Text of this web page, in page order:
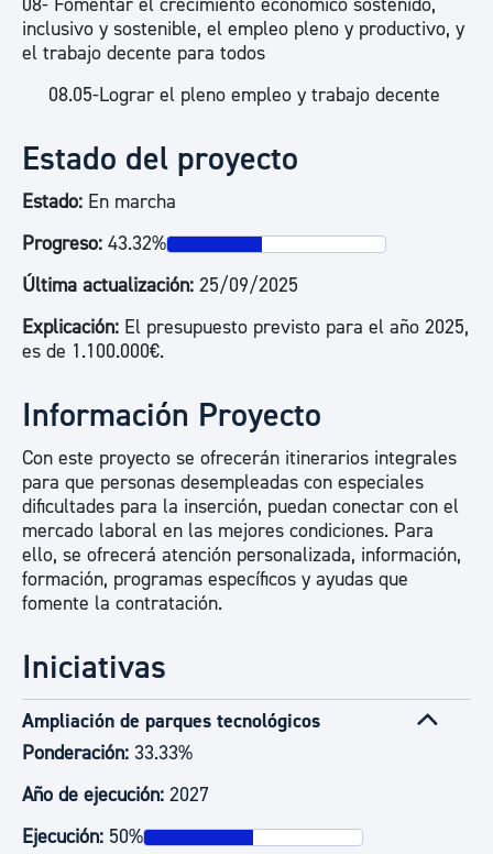
inclusivo y sostenible, el empleo pleno y productivo, y
el trabajo decente para todos
08.05-Lograr el pleno empleo y trabajo decente
Estado del proyecto
Estado: En marcha
Progreso: 43.32%
Última actualización: 25/09/2025
Explicación: El presupuesto previsto para el año 2025,
es de 1.100.000€.
Información Proyecto
Con este proyecto se ofrecerán itinerarios integrales
para que personas desempleadas con especiales
dificultades para la inserción, puedan conectar con el
mercado laboral en las mejores condiciones. Para
ello, se ofrecerá atención personalizada, información,
formación, programas específicos y ayudas que
fomente la contratación.
Iniciativas
Ampliación de parques tecnológicos
Ponderación: 33.33%
Año de ejecución: 2027
Ejecución: 50%